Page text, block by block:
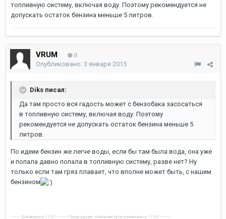
топливную систему, включая воду. Поэтому рекомендуется не
допускать остаток бензина меньше 5 литров.
VRUM 0
Опубликовано: 3 января 2015
Diks писал:
Да там просто вся гадость может с бензобака засосаться
в топливную систему, включая воду. Поэтому
рекомендуется не допускать остаток бензина меньше 5
литров.
По идеии бензин же легче воды, если бы там была вода, она уже
и попала давно попала в топливную систему, разве нет? Ну
только если там гряз плавает, что вполне может быть, с нашим
бензином
---------- Добавлено в 17:07 ---------- Предыдущее сообщение было размещено в 17:05 ----------